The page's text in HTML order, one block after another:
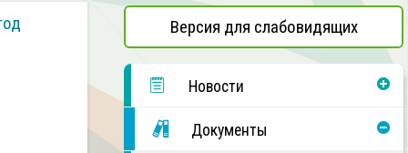
Версия для слабовидящих
Новости
Документы